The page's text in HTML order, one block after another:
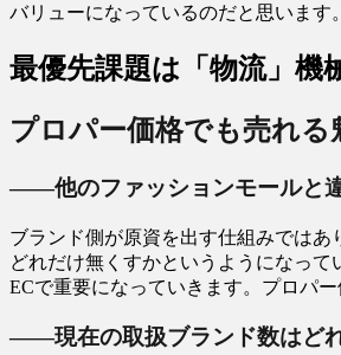
バリューになっているのだと思います。
最優先課題は「物流」機
プロパー価格でも売れる
――他のファッションモールと
ブランド側が原資を出す仕組みでは
どれだけ無くすかというようになっ
ECで重要になっていきます。プロパ
――現在の取扱ブランド数はどれ